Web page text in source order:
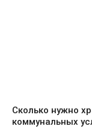
Сколько нужно
коммунальных